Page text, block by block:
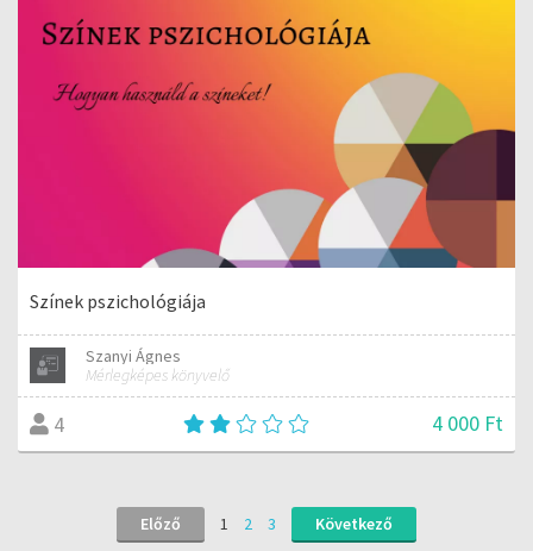
Színek pszichológiája
Szanyi Ágnes
Mérlegképes könyvelő
4 4 000 Ft
Előző 1 2 3 Következő